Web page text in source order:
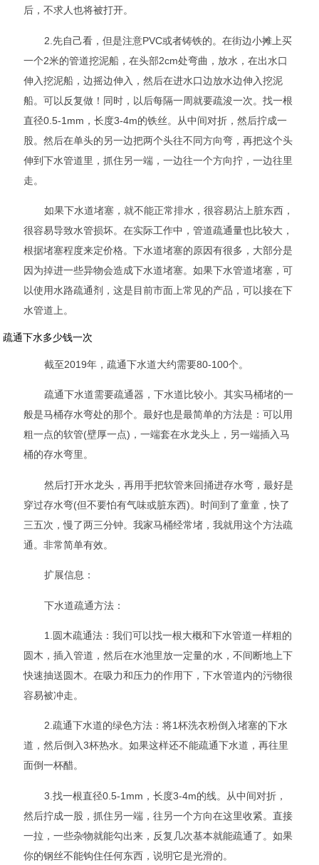
后，不求人也将被打开。
2.先自己看，但是注意PVC或者铸铁的。在街边小摊上买
一个2米的管道挖泥船，在头部2cm处弯曲，放水，在出水口
伸入挖泥船，边摇边伸入，然后在进水口边放水边伸入挖泥
船。可以反复做！同时，以后每隔一周就要疏浚一次。找一根
直径0.5-1mm，长度3-4m的铁丝。从中间对折，然后拧成一
股。然后在单头的另一边把两个头往不同方向弯，再把这个头
伸到下水管道里，抓住另一端，一边往一个方向拧，一边往里
走。
如果下水道堵塞，就不能正常排水，很容易沾上脏东西，
很容易导致水管损坏。在实际工作中，管道疏通量也比较大，
根据堵塞程度来定价格。下水道堵塞的原因有很多，大部分是
因为掉进一些异物会造成下水道堵塞。如果下水管道堵塞，可
以使用水路疏通剂，这是目前市面上常见的产品，可以接在下
水管道上。
疏通下水多少钱一次
截至2019年，疏通下水道大约需要80-100个。
疏通下水道需要疏通器，下水道比较小。其实马桶堵的一
般是马桶存水弯处的那个。最好也是最简单的方法是：可以用
粗一点的软管(壁厚一点)，一端套在水龙头上，另一端插入马
桶的存水弯里。
然后打开水龙头，再用手把软管来回捅进存水弯，最好是
穿过存水弯(但不要怕有气味或脏东西)。时间到了童童，快了
三五次，慢了两三分钟。我家马桶经常堵，我就用这个方法疏
通。非常简单有效。
扩展信息：
下水道疏通方法：
1.圆木疏通法：我们可以找一根大概和下水管道一样粗的
圆木，插入管道，然后在水池里放一定量的水，不间断地上下
快速抽送圆木。在吸力和压力的作用下，下水管道内的污物很
容易被冲走。
2.疏通下水道的绿色方法：将1杯洗衣粉倒入堵塞的下水
道，然后倒入3杯热水。如果这样还不能疏通下水道，再往里
面倒一杯醋。
3.找一根直径0.5-1mm，长度3-4m的线。从中间对折，
然后拧成一股，抓住另一端，往另一个方向在这里收紧。直接
一拉，一些杂物就能勾出来，反复几次基本就能疏通了。如果
你的钢丝不能钩住任何东西，说明它是光滑的。